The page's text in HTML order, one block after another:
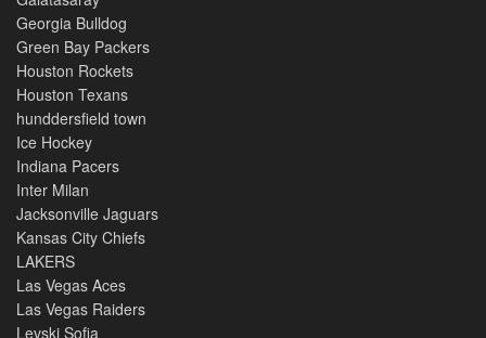
Georgia Bulldog
Green Bay Packers
Houston Rockets
Houston Texans
hunddersfield town
Ice Hockey
Indiana Pacers
Inter Milan
Jacksonville Jaguars
Kansas City Chiefs
LAKERS
Las Vegas Aces
Las Vegas Raiders
Levski Sofia